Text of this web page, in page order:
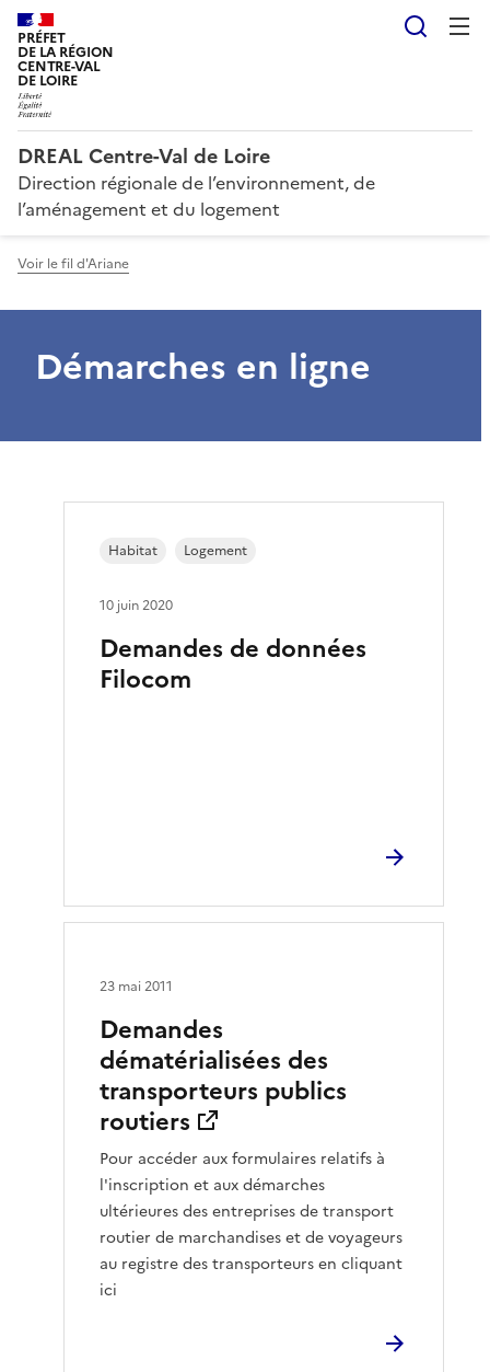
PRÉFET
DE LA RÉGION
CENTRE-VAL
DE LOIRE
DREAL Centre-Val de Loire
Direction régionale de l’environnement, de
l’aménagement et du logement
Voir le fil d'Ariane
Démarches en ligne
Demandes de données
Filocom
Habitat Logement
10 juin 2020
Demandes
dématérialisées des
transporteurs publics
routiers
Pour accéder aux formulaires relatifs à
l'inscription et aux démarches
ultérieures des entreprises de transport
routier de marchandises et de voyageurs
au registre des transporteurs en cliquant
ici
23 mai 2011